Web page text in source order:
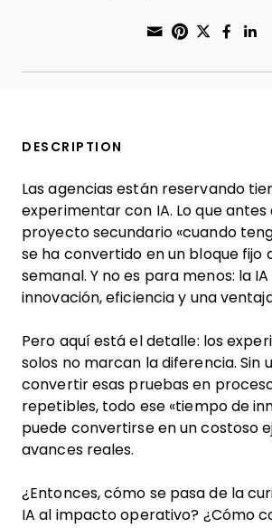
Share
Print this
Share
DESCRIPTION
Las agencias están reservando
experimentar con IA. Lo que antes
proyecto secundario «cuando
se ha convertido en un bloque fijo
semanal. Y no es para menos: la
innovación, eficiencia y una
Pero aquí está el detalle: los
solos no marcan la diferencia. Sin
convertir esas pruebas en
repetibles, todo ese «tiempo de
puede convertirse en un costoso
avances reales.
¿Entonces, cómo se pasa de la
IA al impacto operativo? ¿Cómo